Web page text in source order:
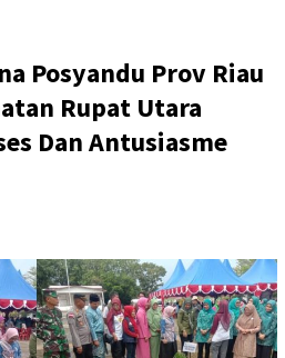
Posyandu Prov Riau
Rupat Utara
Dan Antusiasme